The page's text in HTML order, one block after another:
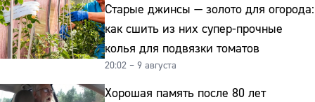
Старые джинсы — золото для огорода:
как сшить из них супер-прочные
колья для подвязки томатов
20:02 – 9 августа
Хорошая память после 80 лет